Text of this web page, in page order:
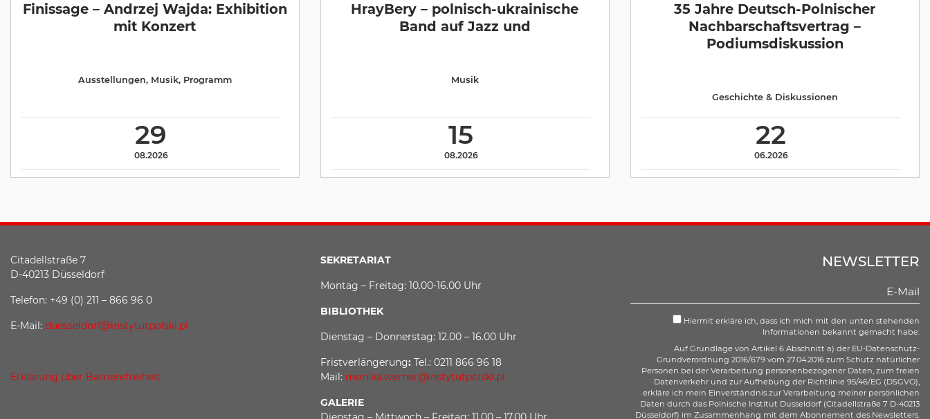
Finissage – Andrzej Wajda: Exhibition
mit Konzert
29
08.2026
Ausstellungen, Musik, Programm
HrayBery – polnisch-ukrainische
Band auf Jazz und
15
08.2026
Musik
35 Jahre Deutsch-Polnischer
Nachbarschaftsvertrag –
Podiumsdiskussion
22
06.2026
Geschichte & Diskussionen
Citadellstraße 7
D-40213 Düsseldorf
Telefon: +49 (0) 211 – 866 96 0
E-Mail: duesseldorf@instytutpolski.pl
Erklärung über Barrierefreiheit
SEKRETARIAT
Montag – Freitag: 10.00-16.00 Uhr
BIBLIOTHEK
Dienstag – Donnerstag: 12.00 – 16.00 Uhr
Fristverlängerung: Tel.: 0211 866 96 18
Mail: monika.werner@instytutpolski.pl
GALERIE
NEWSLETTER
Hiermit erkläre ich, dass ich mich mit den unten stehenden
Informationen bekannt gemacht habe:
Auf Grundlage von Artikel 6 Abschnitt a) der EU-Datenschutz-
Grundverordnung 2016/679 vom 27.04.2016 zum Schutz natürlicher
Personen bei der Verarbeitung personenbezogener Daten, zum freien
Datenverkehr und zur Aufhebung der Richtlinie 95/46/EG (DSGVO),
erkläre ich mein Einverständnis zur Verarbeitung meiner persönlichen
Daten durch das Polnische Institut Dusseldorf (Citadellstraße 7 D-40213
Düsseldorf) im Zusammenhang mit dem Abonnement des Newsletters.